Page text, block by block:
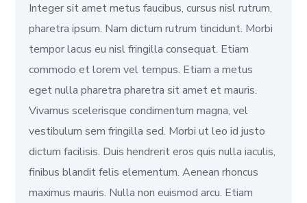
Integer sit amet metus faucibus, cursus nisl rutrum,
pharetra ipsum. Nam dictum rutrum tincidunt. Morbi
tempor lacus eu nisl fringilla consequat. Etiam
commodo et lorem vel tempus. Etiam a metus
eget nulla pharetra pharetra sit amet et mauris.
Vivamus scelerisque condimentum magna, vel
vestibulum sem fringilla sed. Morbi ut leo id justo
dictum facilisis. Duis hendrerit eros quis nulla iaculis,
finibus blandit felis elementum. Aenean rhoncus
maximus mauris. Nulla non euismod arcu. Etiam